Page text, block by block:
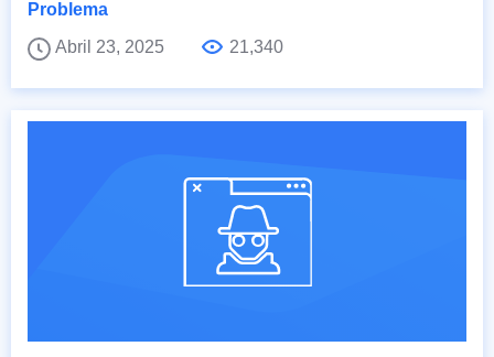
Problema
Abril 23, 2025
21,340